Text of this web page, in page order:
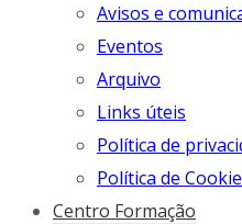
Avisos e
Eventos
Arquivo
Links úteis
Política de
Política de
Centro Formação